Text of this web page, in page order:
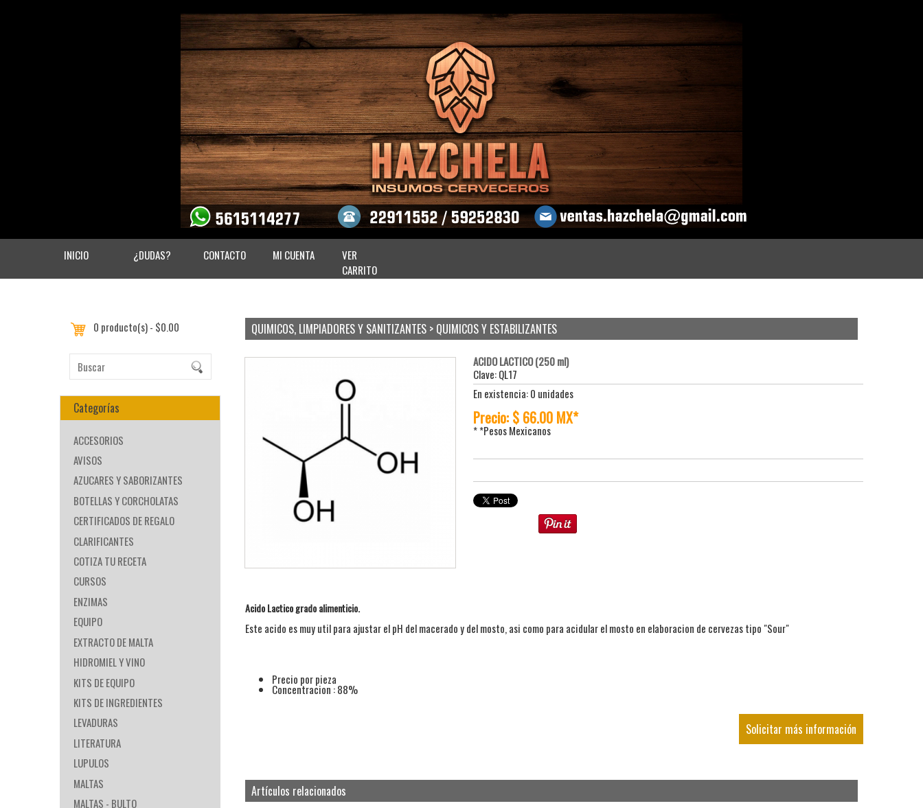
INICIO ¿DUDAS? CONTACTO MI CUENTA
VER
CARRITO
0 producto(s) - $0.00
Categorías
ACCESORIOS
AVISOS
AZUCARES Y SABORIZANTES
BOTELLAS Y CORCHOLATAS
CERTIFICADOS DE REGALO
CLARIFICANTES
COTIZA TU RECETA
CURSOS
ENZIMAS
EQUIPO
EXTRACTO DE MALTA
HIDROMIEL Y VINO
KITS DE EQUIPO
KITS DE INGREDIENTES
LEVADURAS
LITERATURA
LUPULOS
MALTAS
MALTAS - BULTO
QUIMICOS, LIMPIADORES Y SANITIZANTES > QUIMICOS Y ESTABILIZANTES
ACIDO LACTICO (250 ml)
Clave: QL17
En existencia: 0 unidades
Precio: $ 66.00 MX*
* *Pesos Mexicanos
Acido Lactico grado alimenticio.
Este acido es muy util para ajustar el pH del macerado y del mosto, asi como para acidular el mosto en elaboracion de cervezas tipo "Sour"
Precio por pieza
Concentracion : 88%
Solicitar más información
Artículos relacionados